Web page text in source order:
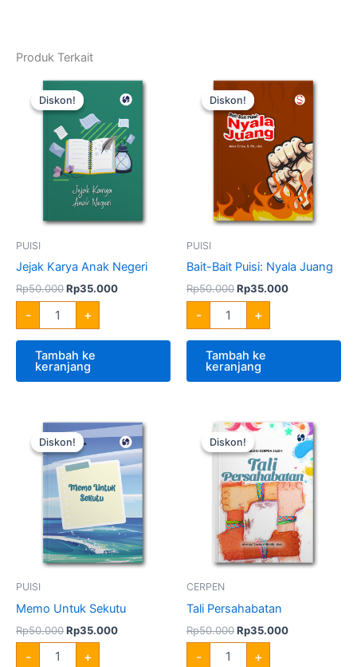
Produk Terkait
Diskon!
Diskon!
PUISI
Jejak Karya Anak Negeri
Rp50.000
Harga
aslinya
adalah:
Rp50.000.
Rp35.000
Harga
saat
ini
adalah:
Rp35.000.
-
Kuantitas
Jejak
Karya
Anak
Negeri
+
Tambah ke
keranjang
Diskon!
Diskon!
PUISI
Bait-Bait Puisi: Nyala Juang
Rp50.000
Harga
aslinya
adalah:
Rp50.000.
Rp35.000
Harga
saat
ini
Rp35.000.
-
Kuantitas
Bait-
Bait
Puisi:
Nyala
+
Tambah ke
keranjang
Diskon!
Diskon!
PUISI
Memo Untuk Sekutu
Rp50.000
Harga
aslinya
adalah:
Rp50.000.
Rp35.000
Harga
saat
ini
adalah:
Rp35.000.
-
Kuantitas
Memo
Untuk
Sekutu
+
Diskon!
Diskon!
CERPEN
Tali Persahabatan
Rp50.000
Harga
aslinya
adalah:
Rp50.000.
Rp35.000
Harga
saat
ini
adalah:
Rp35.000.
-
Kuantitas
Tali
Persahabatan
+